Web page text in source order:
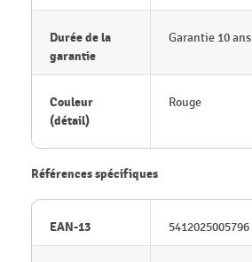
Durée de la
garantie
Garantie 10 ans
Couleur
(détail)
Rouge
Références spécifiques
EAN-13 5412025005796